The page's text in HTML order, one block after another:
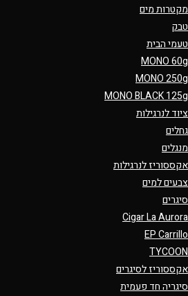
מקטרות מים
טבק
טעמי הבית
MONO 60g
MONO 250g
MONO BLACK 125g
ציוד לנרגילות
גחלים
מנגלים
אקססוריז לנרגילות
צבעים למים
סיגרים
Cigar La Aurora
EP Carrillo
TYCOON
אקססוריז לסיגרים
סיגריה חד פעמית